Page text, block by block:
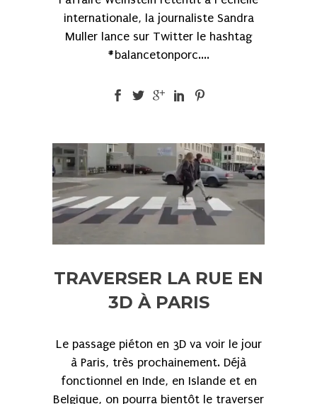
internationale, la journaliste Sandra
Muller lance sur Twitter le hashtag
#balancetonporc....
TRAVERSER LA RUE EN
3D À PARIS
Le passage piéton en 3D va voir le jour
à Paris, très prochainement. Déjà
fonctionnel en Inde, en Islande et en
Belgique, on pourra bientôt le traverser